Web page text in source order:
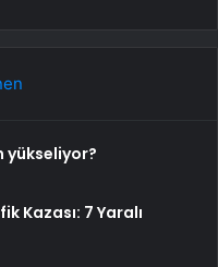
yükseliyor?
Kazası: 7 Yaralı